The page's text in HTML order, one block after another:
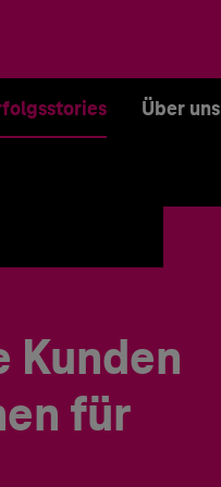
Über uns
Kunden
für